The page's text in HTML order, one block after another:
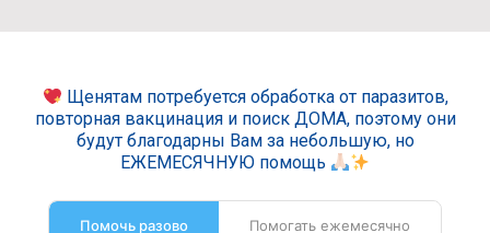
Щенятам потребуется обработка от паразитов,
повторная вакцинация и поиск ДОМА, поэтому они
будут благодарны Вам за небольшую, но
ЕЖЕМЕСЯЧНУЮ помощь
Помочь разово Помогать ежемесячно